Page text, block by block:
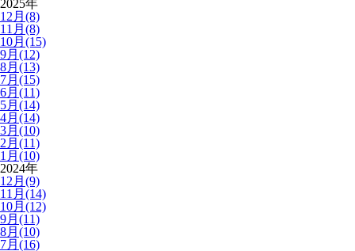
2025年
12月(8)
11月(8)
10月(15)
9月(12)
8月(13)
7月(15)
6月(11)
5月(14)
4月(14)
3月(10)
2月(11)
1月(10)
2024年
12月(9)
11月(14)
10月(12)
9月(11)
8月(10)
7月(16)